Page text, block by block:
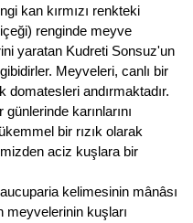
kan kırmızı renkteki
renginde meyve
yaratan Kudreti Sonsuz'un
Meyveleri, canlı bir
domatesleri andırmaktadır.
karınlarını
bir rızık olarak
aciz kuşlara bir
kelimesinin mânâsı
meyvelerinin kuşları